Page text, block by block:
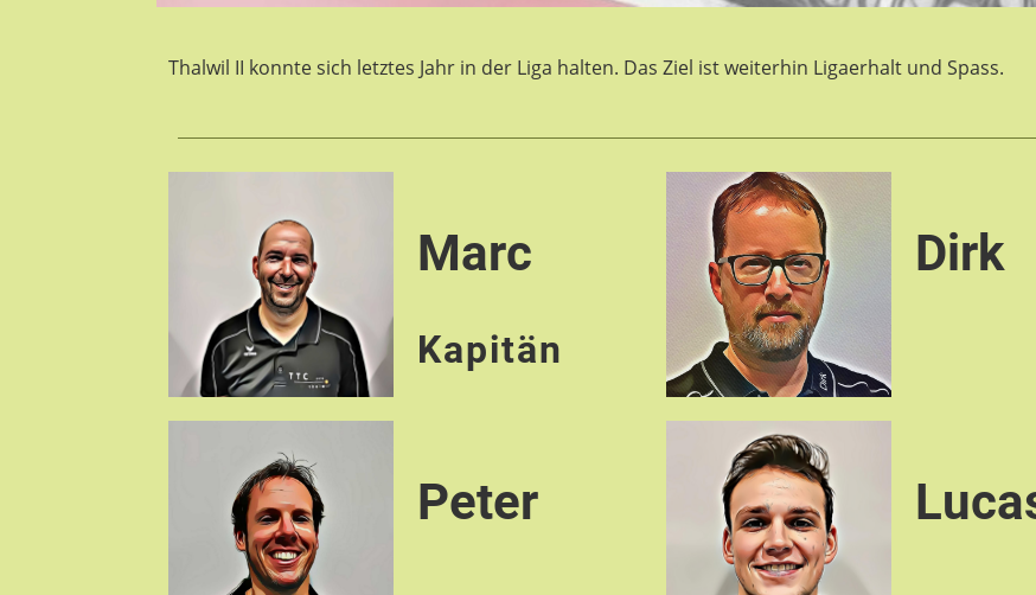
Thalwil II konnte sich letztes Jahr in der Liga halten. Das Ziel ist weiterhin Ligaerhalt und Spass.
Marc
Kapitän
Dirk
Peter